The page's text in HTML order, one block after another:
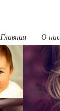
Главная О нас